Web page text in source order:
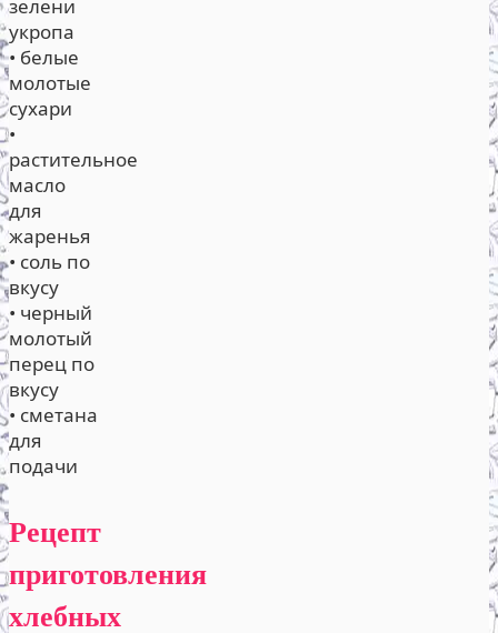
зелени
укропа
• белые
молотые
сухари
•
растительное
масло
для
жаренья
• соль по
вкусу
• черный
молотый
перец по
вкусу
• сметана
для
подачи
Рецепт
приготовления
хлебных